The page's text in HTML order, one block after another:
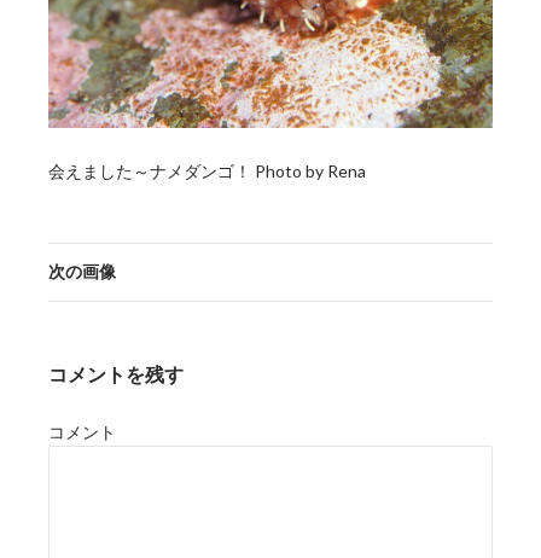
会えました～ナメダンゴ！ Photo by Rena
次の画像
コメントを残す
コメント